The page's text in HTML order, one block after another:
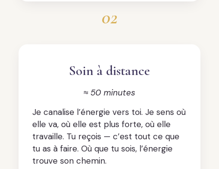
02
Soin à distance
≈ 50 minutes
Je canalise l’énergie vers toi. Je sens où
elle va, où elle est plus forte, où elle
travaille. Tu reçois — c’est tout ce que
tu as à faire. Où que tu sois, l’énergie
trouve son chemin.